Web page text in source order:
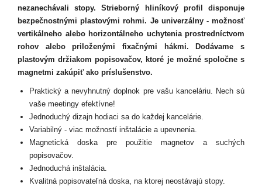
nezanechávali stopy. Strieborný hliníkový profil disponuje
bezpečnostnými plastovými rohmi. Je univerzálny - možnosť
vertikálneho alebo horizontálneho uchytenia prostredníctvom
rohov alebo priloženými fixačnými hákmi. Dodávame s
plastovým držiakom popisovačov, ktoré je možné spoločne s
magnetmi zakúpiť ako príslušenstvo.
Praktický a nevyhnutný doplnok pre vašu kanceláriu. Nech sú
vaše meetingy efektívne!
Jednoduchý dizajn hodiaci sa do každej kancelárie.
Variabilný - viac možností inštalácie a upevnenia.
Magnetická doska pre použitie magnetov a suchých
popisovačov.
Jednoduchá inštalácia.
Kvalitná popisovateľná doska, na ktorej neostávajú stopy.